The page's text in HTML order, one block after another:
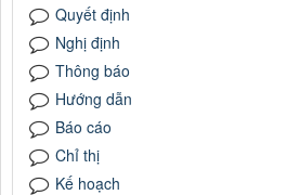
Quyết định
Nghị định
Thông báo
Hướng dẫn
Báo cáo
Chỉ thị
Kế hoạch